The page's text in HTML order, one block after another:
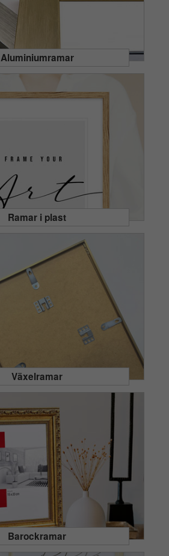
Aluminiumramar
Ramar i plast
Växelramar
Barockramar